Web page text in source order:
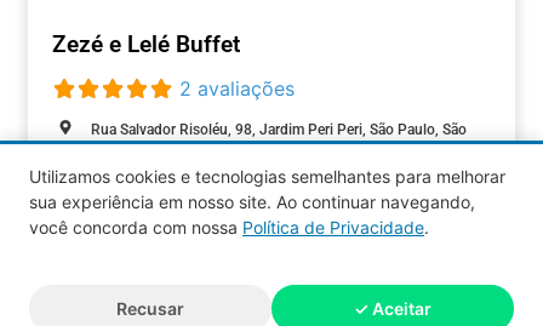
Zezé e Lelé Buffet
2 avaliações
Rua Salvador Risoléu, 98, Jardim Peri Peri, São Paulo, São
EVENTOS Fechado agora:
reservados.
Utilizamos cookies e tecnologias semelhantes para melhorar
sua experiência em nosso site. Ao continuar navegando,
você concorda com nossa Política de Privacidade.
Recusar ✓ Aceitar